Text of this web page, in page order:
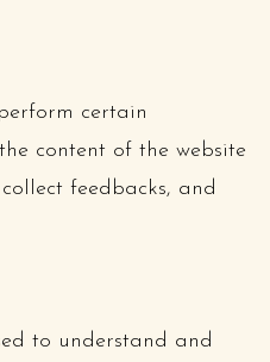
certain
content of the website
feedbacks, and
to understand and